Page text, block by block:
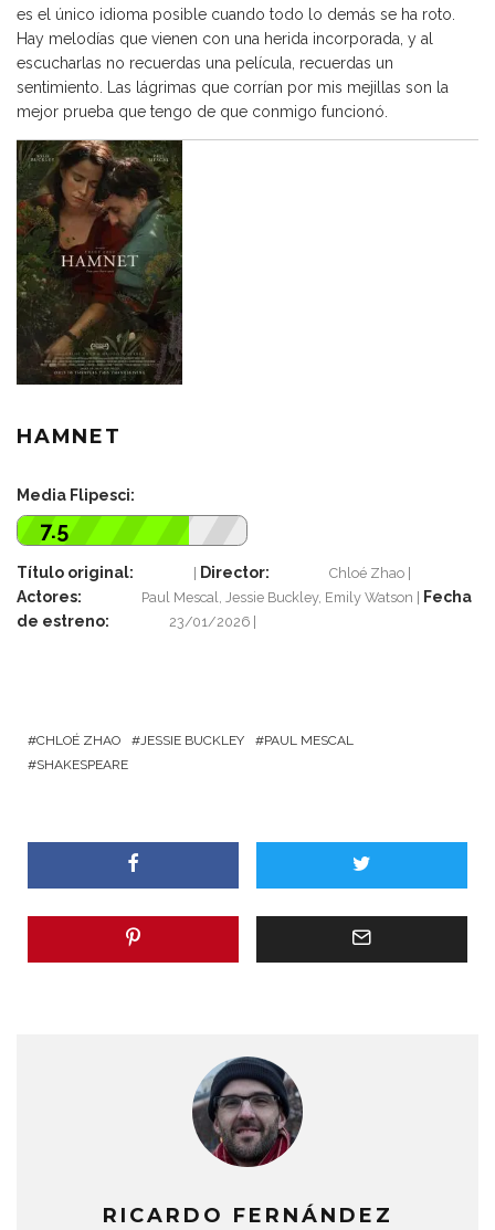
es el único idioma posible cuando todo lo demás se ha roto.
Hay melodías que vienen con una herida incorporada, y al
escucharlas no recuerdas una película, recuerdas un
sentimiento. Las lágrimas que corrían por mis mejillas son la
mejor prueba que tengo de que conmigo funcionó.
HAMNET
Media Flipesci:
7.5
Título original: Director: Chloé Zhao
Actores: Paul Mescal, Jessie Buckley, Emily Watson
Fecha
de estreno:
23/01/2026
CHLOÉ ZHAO JESSIE BUCKLEY
PAUL MESCAL
SHAKESPEARE
RICARDO FERNÁNDEZ